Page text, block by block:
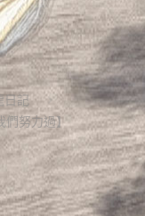
日記
們努力過】